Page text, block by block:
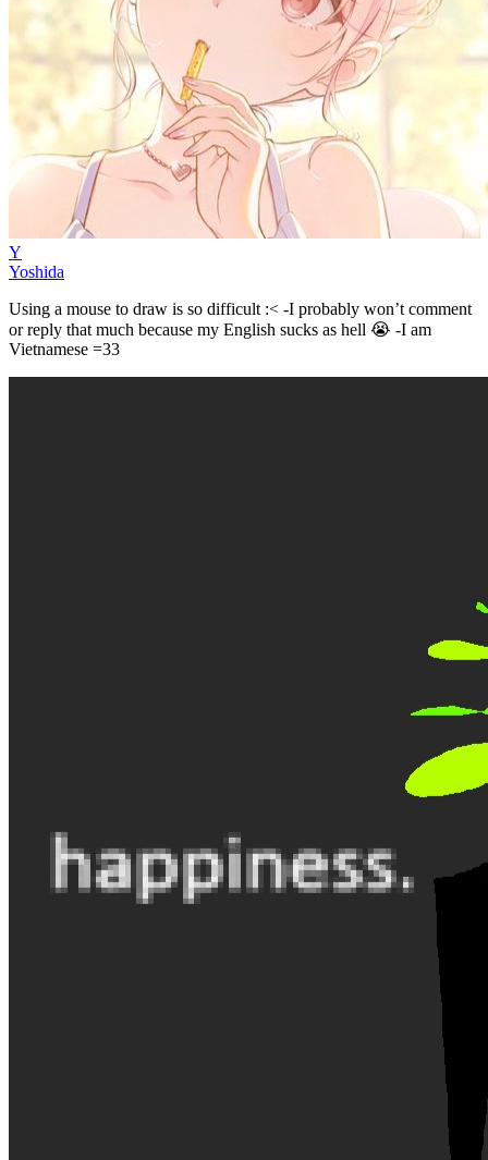
Y
Yoshida
Using a mouse to draw is so difficult :< -I probably won’t comment
or reply that much because my English sucks as hell 😭 -I am
Vietnamese =33